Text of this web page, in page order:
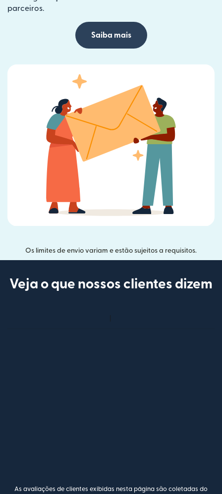
parceiros.
Saiba mais
Os limites de envio variam e estão sujeitos a requisitos.
Veja o que nossos clientes dizem
As avaliações de clientes exibidas nesta página são coletadas do